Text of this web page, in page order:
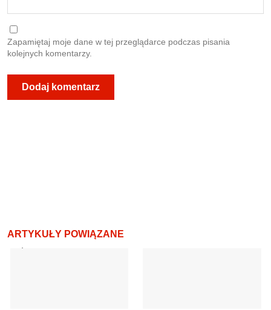
Zapamiętaj moje dane w tej przeglądarce podczas pisania
kolejnych komentarzy.
ARTYKUŁY POWIĄZANE